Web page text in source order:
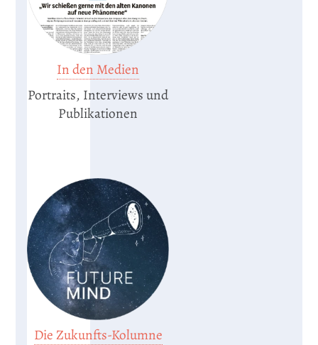
In den Medien
Portraits, Interviews und
Publikationen
Die Zukunfts-Kolumne